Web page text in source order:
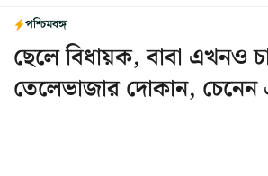
পশ্চিমবঙ্গ
ছেলে বিধায়ক, বাবা এখনও
তেলেভাজার দোকান, চেনেন